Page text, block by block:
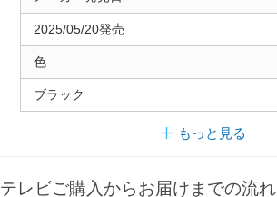
2025/05/20発売
色
ブラック
もっと見る
テレビご購入からお届けまでの流れ